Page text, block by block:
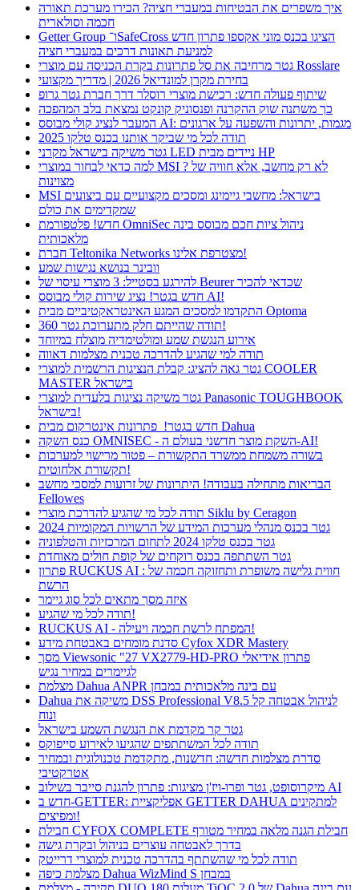
איך משפרים את הבטיחות במעברי חציה? הכירו מערכת תאורה
חכמה וסולארית
Getter Group ו־SafeCross הציגו בכנס מוני אקספו פתרון חדש
למניעת תאונות דרכים במעברי חציה
גטר מרחיבה את סל פתרונות בקרת הכניסה עם מוצרי Rosslare
בחירת מקרן למונדיאל 2026 | מדריך מקצועי
שיתוף פעולה חדש: רכישת מוצרי רוסלר דרך חברת גטר גרופ
כך משתנה שוק ההקרנה ופנסוניק קונקט נמצאת בלב המהפכה
המעבר לנציג קולי מבוסס AI: מגמות, יתרונות והשפעה על ארגונים
תודה לכל מי שביקר אותנו בכנס טלקו 2025
גטר משיקה בישראל מקרני LED ניידים מבית HP
למה כדאי לבחור במוצרי MSI ? לא רק מחשב, אלא חוויה של
מצוינות
MSI בישראל: מחשבי גיימינג ומסכים מקצועיים עם ביצועים
שמקדימים את כולם
חדש! פלטפורמת OmniSec ניהול ציות חכם מבוסס בינה
מלאכותית
חברת Teltonika Networks מצטרפת אלינו!
וובינר בנושא נגישות שמע
להירגע בסטייל: 3 מוצרי עיסוי של Beurer שכדאי להכיר
חדש בגטר! נציג שירות קולי מבוסס AI!
התקדמו למסכים המגע האינטראקטיביים מבית Optoma
תודה שהייתם חלק מתערוכת גטר 360!
אירוע הנגשת שמע ומולטימדיה מוצלח במיוחד
תודה למי שהגיע להדרכה טכנית מצלמות דאווה
גטר גאה להציג: קבלת הנציגות הרשמית למוצרי COOLER
MASTER בישראל
גטר משיקה נציגות בלעדית למוצרי Panasonic TOUGHBOOK
בישראל!
חדש בגטר! פתרונות אינטרקום מבית Dahua
כנס השקה OMNISEC - השקת מוצר חדשני בעולם ה-AI!
בשורה משמחת ממשרד התקשורת – פטור מרישוי למערכות
תקשורת אלחוטית!
הבריאות מתחילה בעבודה! היתרונות של זרועות למסכי מחשב
Fellowes
תודה לכל מי שהגיע להדרכת מוצרי Siklu by Ceragon
גטר בכנס מנהלי מערכות המידע של הרשויות המקומיות 2024
גטר בכנס טלקו 2024 לתחום המרכזיות והטלפוניה
גטר השתתפה בכנס רוקחים של קופת חולים מאוחדת
פתרון RUCKUS AI : חווית גלישה משופרת ותחזוקה חכמה של
הרשת
איזה מסך מתאים לכל סוג גיימר
תודה לכל מי שהגיע!
RUCKUS AI - המפתח לרשת חכמה ויעילה!
סדנת מומחים באבטחת מידע Cyfox XDR Mastery
מסך Viewsonic "27 VX2779-HD-PRO פתרון אידיאלי
לגיימרים במחיר נגיש
מצלמת Dahua ANPR עם בינה מלאכותית במבחן
Dahua משיקה את DSS Professional V8.5 לניהול אבטחה קל
ונוח
גטר קר מקדמת את הנגשת השמע בישראל
תודה לכל המשתתפים שהגיעו לאירוע סייפוקס
סדרת מצלמות חדשה: חדשנות, מתקדמת טכנולוגית ובמחיר
אטרקטיבי
מיקרוסופט, גטר ופרו-ויז'ן מציגות: פתרון להגנת סייבר בשילוב AI
חדש ב-GETTER: אפליקציית GETTER DAHUA למתקינים
ומפיצים!
חבילת CYFOX COMPLETE חבילת הגנה מלאה במחיר מטורף
בדרך לאבטחה עוצרים בניהול ובקרת גישה
תודה לכל מי שהשתתף בהדרכה טכנית למוצרי דרייטק
מצלמת כיפה Dahua WizMind S במבחן